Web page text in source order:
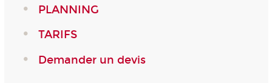
PLANNING
TARIFS
Demander un devis